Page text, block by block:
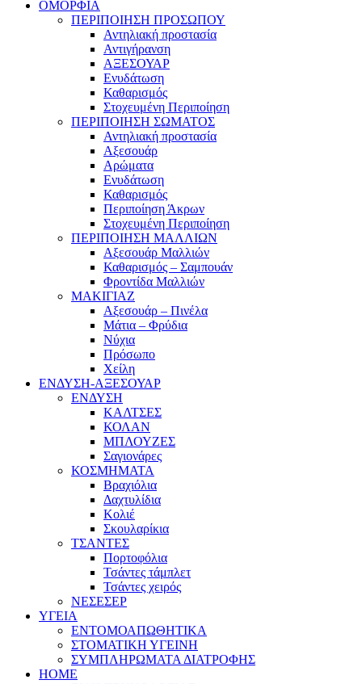
ΟΜΟΡΦΙΑ
ΠΕΡΙΠΟΙΗΣΗ ΠΡΟΣΩΠΟΥ
Αντηλιακή προστασία
Αντιγήρανση
ΑΞΕΣΟΥΑΡ
Ενυδάτωση
Καθαρισμός
Στοχευμένη Περιποίηση
ΠΕΡΙΠΟΙΗΣΗ ΣΩΜΑΤΟΣ
Αντηλιακή προστασία
Αξεσουάρ
Αρώματα
Ενυδάτωση
Καθαρισμός
Περιποίηση Άκρων
Στοχευμένη Περιποίηση
ΠΕΡΙΠΟΙΗΣΗ ΜΑΛΛΙΩΝ
Αξεσουάρ Μαλλιών
Καθαρισμός – Σαμπουάν
Φροντίδα Μαλλιών
ΜΑΚΙΓΙΑΖ
Αξεσουάρ – Πινέλα
Μάτια – Φρύδια
Νύχια
Πρόσωπο
Χείλη
ΕΝΔΥΣΗ-ΑΞΕΣΟΥΑΡ
ΕΝΔΥΣΗ
ΚΑΛΤΣΕΣ
ΚΟΛΑΝ
ΜΠΛΟΥΖΕΣ
Σαγιονάρες
ΚΟΣΜΗΜΑΤΑ
Βραχιόλια
Δαχτυλίδια
Κολιέ
Σκουλαρίκια
ΤΣΑΝΤΕΣ
Πορτοφόλια
Τσάντες τάμπλετ
Τσάντες χειρός
ΝΕΣΕΣΕΡ
ΥΓΕΙΑ
ΕΝΤΟΜΟΑΠΩΘΗΤΙΚΑ
ΣΤΟΜΑΤΙΚΗ ΥΓΕΙΝΗ
ΣΥΜΠΛΗΡΩΜΑΤΑ ΔΙΑΤΡΟΦΗΣ
HOME